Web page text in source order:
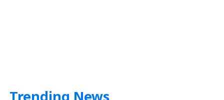
Trending News